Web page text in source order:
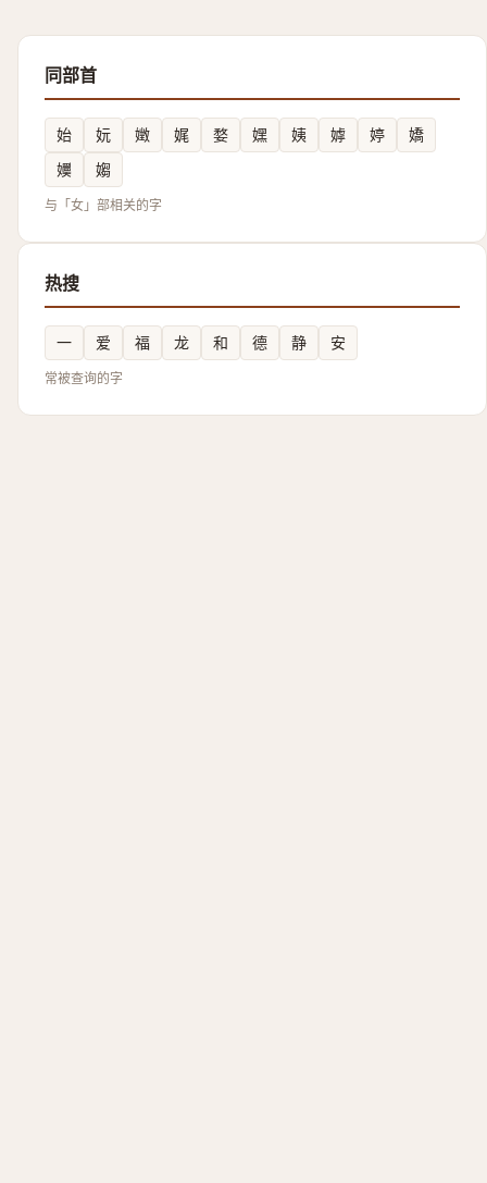
同部首
始 妧 嬍 娓 婺 嫼 姨 嫭 婷
嬌
嬽
媰
与「女」部相关的字
热搜
一 爱 福 龙 和 德 静 安
常被查询的字